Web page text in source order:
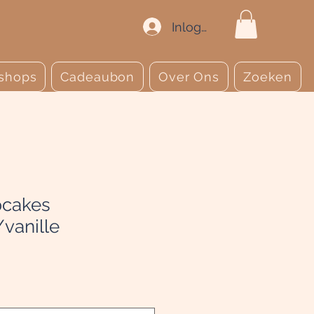
Inloggen
Cadeaubon Over Ons Zoeken